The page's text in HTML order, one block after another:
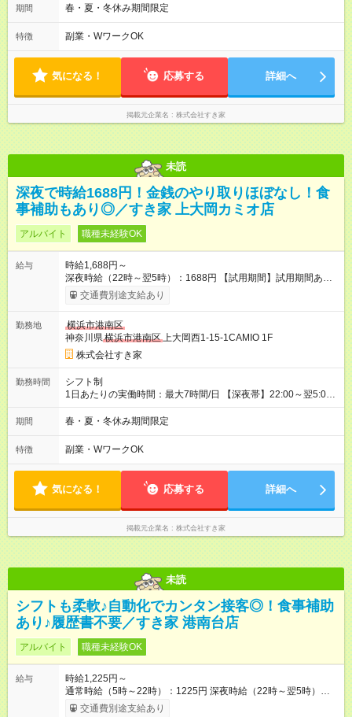
のみ勤務可能です（18歳未満の深夜業務禁止のため） ★深夜で
す。 必ず、2名以上での勤務を行いますので、安心して働けま
す。
期間 春・夏・冬休み期間限定
特徴 副業・WワークOK
気になる！ 応募する 詳細へ
掲載元企業名 株式会社すき家
未読
深夜で時給1688円！金銭のやり取りほぼなし！食
事補助もあり◎／すき家 上大岡カミオ店
アルバイト 職種未経験OK
給与
時給1,688円～
深夜時給（22時～翌5時）：1688円 【試用期間】試用期間あり
試用期間の長さ：1ヶ月 雇用形態、給与は本採用時と同じです。
試用期間の実態は30日（※条件変更なし）ですが、切り上げで
同時給）
交通費別途支給あり
勤務地
横浜市港南区
神奈川県横浜市港南区上大岡西1-15-1CAMIO 1F
株式会社すき家
勤務時間
シフト制
1日あたりの実働時間：最大7時間/日 【深夜帯】22:00～翌5:00
週2日～・1日2h～OK◎ ※22:00から翌5:00までは18歳以上の方
のみ勤務可能です（18歳未満の深夜業務禁止のため） ★深夜で
す。 必ず、2名以上での勤務を行いますので、安心して働けま
す。
期間 春・夏・冬休み期間限定
特徴 副業・WワークOK
気になる！ 応募する 詳細へ
掲載元企業名 株式会社すき家
未読
シフトも柔軟♪自動化でカンタン接客◎！食事補助
あり♪履歴書不要／すき家 港南台店
アルバイト 職種未経験OK
給与
時給1,225円～
通常時給（5時～22時）：1225円 深夜時給（22時～翌5時）：
1532円 高校生時給：1225円 【特別手当】早朝手当（5：00-9：
交通費別途支給あり